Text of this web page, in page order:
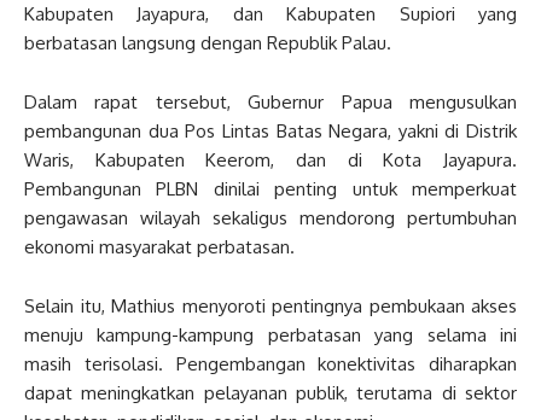
Kabupaten Jayapura, dan Kabupaten Supiori yang
berbatasan langsung dengan Republik Palau.
Dalam rapat tersebut, Gubernur Papua mengusulkan
pembangunan dua Pos Lintas Batas Negara, yakni di Distrik
Waris, Kabupaten Keerom, dan di Kota Jayapura.
Pembangunan PLBN dinilai penting untuk memperkuat
pengawasan wilayah sekaligus mendorong pertumbuhan
ekonomi masyarakat perbatasan.
Selain itu, Mathius menyoroti pentingnya pembukaan akses
menuju kampung-kampung perbatasan yang selama ini
masih terisolasi. Pengembangan konektivitas diharapkan
dapat meningkatkan pelayanan publik, terutama di sektor